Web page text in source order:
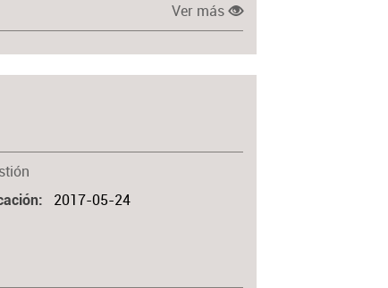
Ver más
2017-05-24